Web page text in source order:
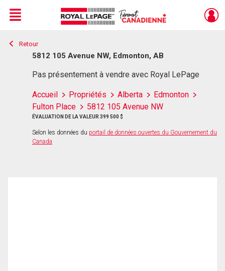
Live
En Direct
Menu
Retour
5812 105 Avenue NW, Edmonton, AB
Pas présentement à vendre avec Royal LePage
Accueil Propriétés Alberta
Edmonton
Fulton Place
5812 105 Avenue NW
ÉVALUATION DE LA VALEUR 399 500 $
Selon les données du portail de données ouvertes du Gouvernement du
Canada